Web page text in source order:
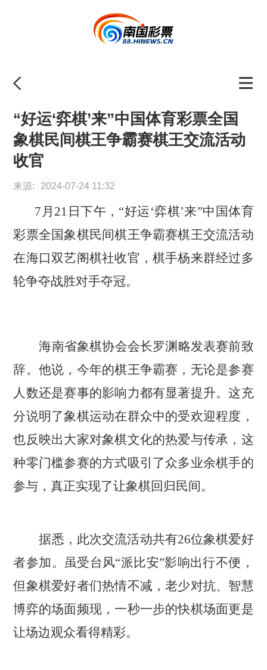
“好运‘弈棋’来”中国体育彩票全国
象棋民间棋王争霸赛棋王交流活动
收官
来源: 2024-07-24 11:32
7月21日下午，“好运‘弈棋’来”中国体育
彩票全国象棋民间棋王争霸赛棋王交流活动
在海口双艺阁棋社收官，棋手杨来群经过多
轮争夺战胜对手夺冠。
海南省象棋协会会长罗渊略发表赛前致
辞。他说，今年的棋王争霸赛，无论是参赛
人数还是赛事的影响力都有显著提升。这充
分说明了象棋运动在群众中的受欢迎程度，
也反映出大家对象棋文化的热爱与传承，这
种零门槛参赛的方式吸引了众多业余棋手的
参与，真正实现了让象棋回归民间。
据悉，此次交流活动共有26位象棋爱好
者参加。虽受台风“派比安”影响出行不便，
但象棋爱好者们热情不减，老少对抗、智慧
博弈的场面频现，一秒一步的快棋场面更是
让场边观众看得精彩。